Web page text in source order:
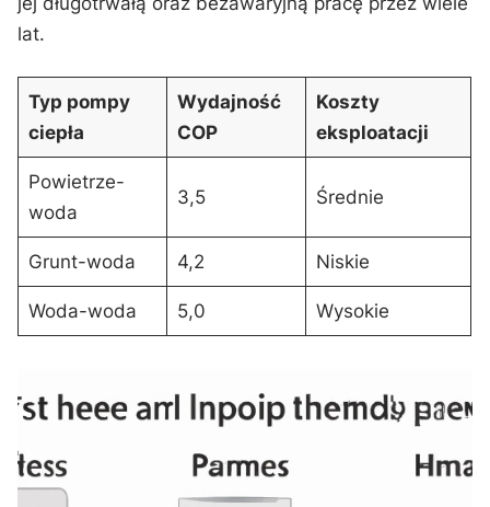
lat.
Typ pompy
ciepła
Wydajność
COP
Koszty
eksploatacji
Powietrze-
woda
3,5 Średnie
Grunt-woda 4,2 Niskie
Woda-woda 5,0 Wysokie